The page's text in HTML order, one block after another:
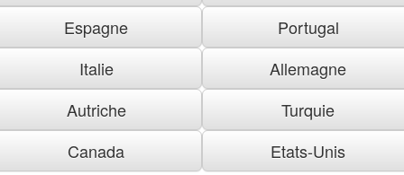
Espagne
Portugal
Italie
Allemagne
Autriche
Turquie
Canada
Etats-Unis